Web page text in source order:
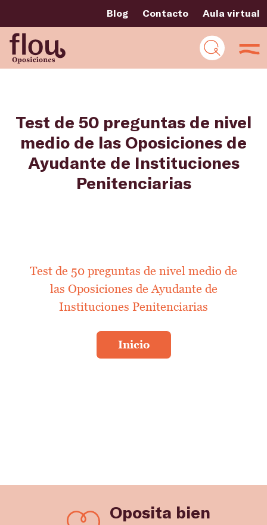
Blog Contacto Aula virtual
Test de 50 preguntas de nivel
medio de las Oposiciones de
Ayudante de Instituciones
Penitenciarias
Test de 50 preguntas de nivel medio de
las Oposiciones de Ayudante de
Instituciones Penitenciarias
Oposita bien